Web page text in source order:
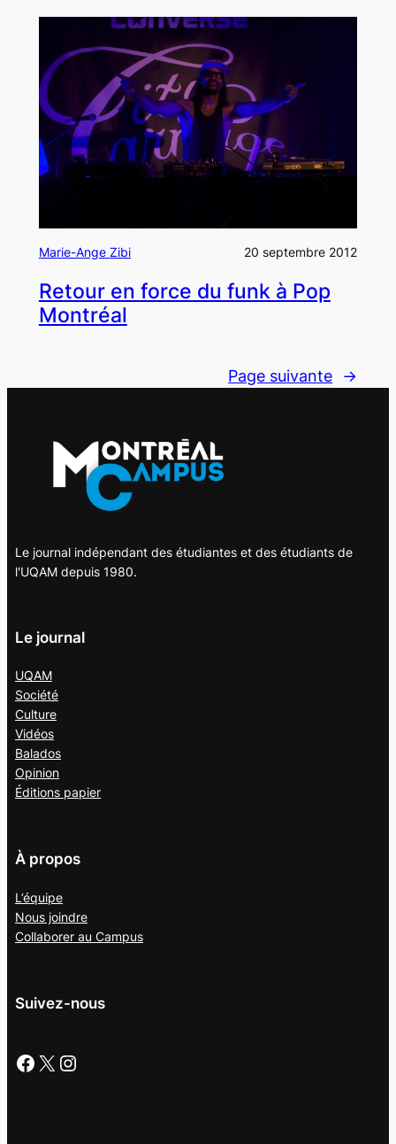
Marie-Ange Zibi 20 septembre 2012
Retour en force du funk à Pop
Montréal
Page suivante →
Le journal indépendant des étudiantes et des étudiants de
l'UQAM depuis 1980.
Le journal
UQAM
Société
Culture
Vidéos
Balados
Opinion
Éditions papier
À propos
L’équipe
Nous joindre
Collaborer au Campus
Suivez-nous
Facebook X Instagram